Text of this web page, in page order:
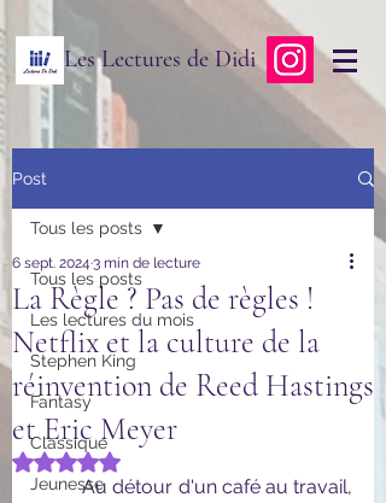
Les Lectures de Didi
Post
Tous les posts
Les lectures du mois
Stephen King
Fantasy
Classique
Jeunesse
Tous les posts
La Règle ? Pas de règles !
Netflix et la culture de la
réinvention de Reed Hastings
et Eric Meyer
6 sept. 2024 3 min de lecture
Noté NaN étoiles sur 5.
	Au détour d'un café au travail,